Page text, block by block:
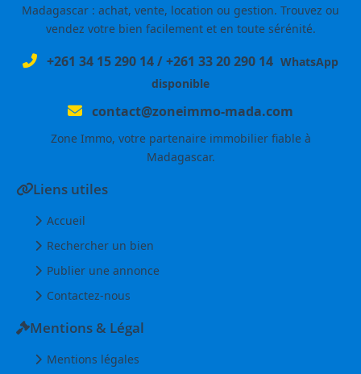
Madagascar : achat, vente, location ou gestion. Trouvez ou
vendez votre bien facilement et en toute sérénité.
+261 34 15 290 14/+261 33 20 290 14 WhatsApp
disponible
contact@zoneimmo-mada.com
Zone Immo, votre partenaire immobilier fiable à
Madagascar.
Liens utiles
Accueil
Rechercher un bien
Publier une annonce
Contactez-nous
Mentions & Légal
Mentions légales